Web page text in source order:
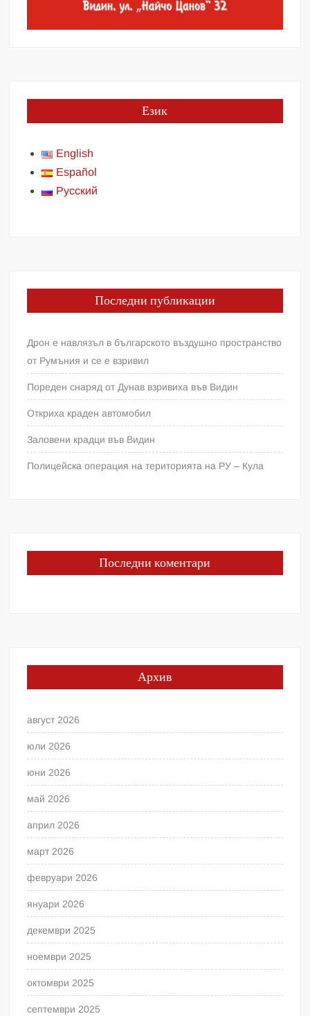
Език
English
Español
Русский
Последни публикации
Дрон е навлязъл в българското въздушно пространство
от Румъния и се е взривил
Пореден снаряд от Дунав взривиха във Видин
Откриха краден автомобил
Заловени крадци във Видин
Полицейска операция на територията на РУ – Кула
Последни коментари
Архив
август 2026
юли 2026
юни 2026
май 2026
април 2026
март 2026
февруари 2026
януари 2026
декември 2025
ноември 2025
октомври 2025
септември 2025